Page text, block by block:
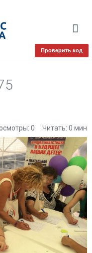
Проверить код
Читать: 0 мин
0